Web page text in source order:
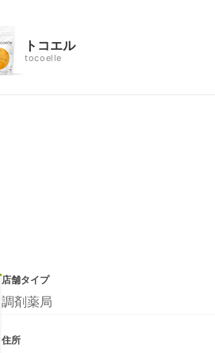
トコエル
tocoelle
店舗タイプ
調剤薬局
住所